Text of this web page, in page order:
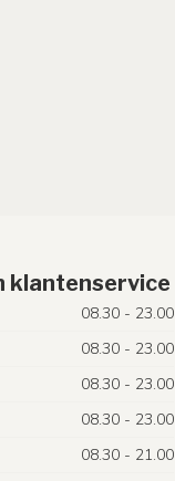
klantenservice
08.30 - 23.00
08.30 - 23.00
08.30 - 23.00
08.30 - 23.00
08.30 - 21.00